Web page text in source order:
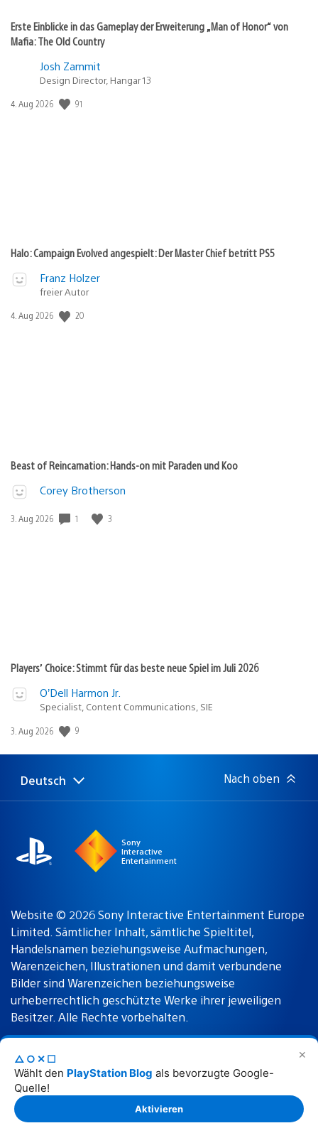
✕
△○✕☐
Wählt den PlayStation Blog als bevorzugte Google-
Quelle!
Aktivieren
Erste Einblicke in das Gameplay der Erweiterung „Man of Honor“ von
Mafia: The Old Country
Josh Zammit
Design Director, Hangar 13
Veröffentlichungsdatum:
4. Aug 2026 91
Halo: Campaign Evolved angespielt: Der Master Chief betritt PS5
Franz Holzer
freier Autor
Veröffentlichungsdatum:
4. Aug 2026 20
Beast of Reincarnation: Hands-on mit Paraden und Koo
Corey Brotherson
Veröffentlichungsdatum:
3. Aug 2026 1 3
Players’ Choice: Stimmt für das beste neue Spiel im Juli 2026
O’Dell Harmon Jr.
Specialist, Content Communications, SIE
Veröffentlichungsdatum:
3. Aug 2026 9
Select
a
Aktuelle
Region:
Deutsch Nach oben
Sony
Interactive
Entertainment
Website © 2026 Sony Interactive Entertainment Europe
Limited. Sämtlicher Inhalt, sämtliche Spieltitel,
Handelsnamen beziehungsweise Aufmachungen,
Warenzeichen, Illustrationen und damit verbundene
Bilder sind Warenzeichen beziehungsweise
urheberrechtlich geschützte Werke ihrer jeweiligen
Besitzer. Alle Rechte vorbehalten.
Nutzungsbedingungen Datenschutzrichtlinie
Rechtliche Hinweise